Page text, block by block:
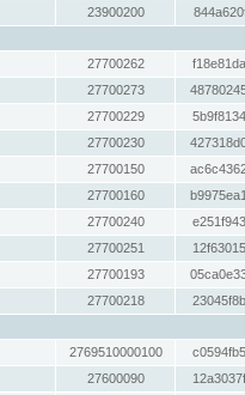
23900200
27700262
27700273
27700229
27700230
27700150
27700160
27700240
27700251
27700193
27700218
2769510000100
27600090